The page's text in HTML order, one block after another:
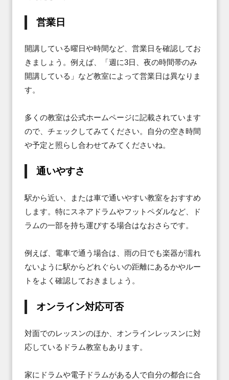
営業日
開講している曜日や時間など、営業日を確認してお
きましょう。例えば、「週に3日、夜の時間帯のみ
開講している」など教室によって営業日は異なりま
す。
多くの教室は公式ホームページに記載されています
ので、チェックしてみてください。自分の空き時間
や予定と照らし合わせてみてくださいね。
通いやすさ
駅から近い、または車で通いやすい教室をおすすめ
します。特にスネアドラムやフットペダルなど、ド
ラムの一部を持ち運びする場合はなおさらです。
例えば、電車で通う場合は、雨の日でも楽器が濡れ
ないように駅からどれぐらいの距離にあるかやルー
トをよく確認しておきましょう。
オンライン対応可否
対面でのレッスンのほか、オンラインレッスンに対
応しているドラム教室もあります。
家にドラムや電子ドラムがある人で自分の都合に合